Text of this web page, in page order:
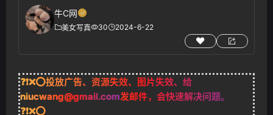
牛C网
美女写真 30 2024-6-22
❓❗❌⭕投放广告、资源失效、图片失效、给
niucwang@gmail.com发邮件，会快速解决问题。
❓❗❌⭕